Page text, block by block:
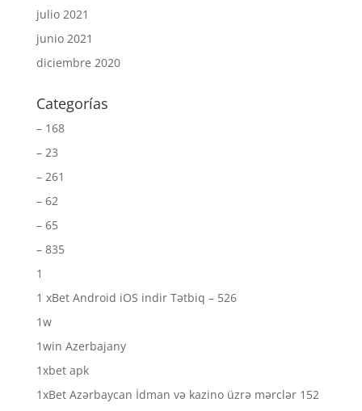
julio 2021
junio 2021
diciembre 2020
Categorías
– 168
– 23
– 261
– 62
– 65
– 835
1
1 xBet Android iOS indir Tətbiq – 526
1w
1win Azerbajany
1xbet apk
1xBet Azərbaycan İdman və kazino üzrə mərclər 152